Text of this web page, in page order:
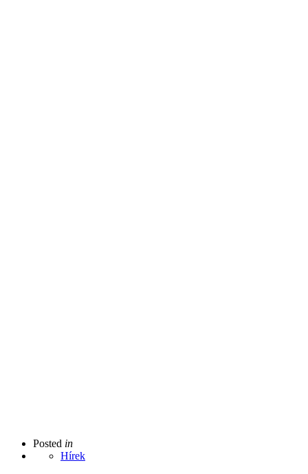
Posted in
Hírek